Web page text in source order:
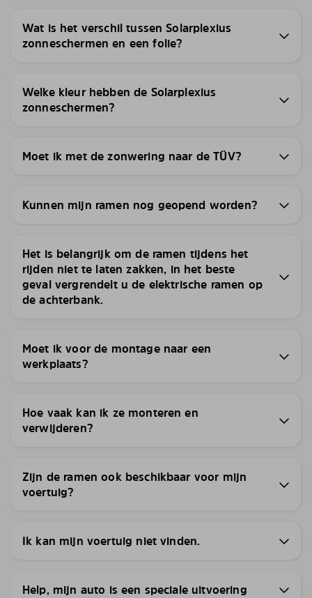
Wat is het verschil tussen Solarplexius
zonneschermen en een folie?
Welke kleur hebben de Solarplexius
zonneschermen?
Moet ik met de zonwering naar de TÜV?
Kunnen mijn ramen nog geopend worden?
Het is belangrijk om de ramen tijdens het
rijden niet te laten zakken, in het beste
geval vergrendelt u de elektrische ramen op
de achterbank.
Moet ik voor de montage naar een
werkplaats?
Hoe vaak kan ik ze monteren en
verwijderen?
Zijn de ramen ook beschikbaar voor mijn
voertuig?
Ik kan mijn voertuig niet vinden.
Help, mijn auto is een speciale uitvoering